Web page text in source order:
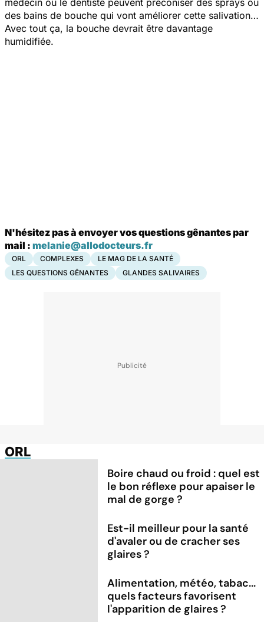
des bains de bouche qui vont améliorer cette salivation…
Avec tout ça, la bouche devrait être davantage
humidifiée.
N'hésitez pas à envoyer vos questions gênantes par
mail : melanie@allodocteurs.fr
ORL COMPLEXES
LE MAG DE LA SANTÉ
LES QUESTIONS GÊNANTES
GLANDES SALIVAIRES
ORL
Boire chaud ou froid : quel est
le bon réflexe pour apaiser le
mal de gorge ?
Est-il meilleur pour la santé
d'avaler ou de cracher ses
glaires ?
Alimentation, météo, tabac...
quels facteurs favorisent
l'apparition de glaires ?